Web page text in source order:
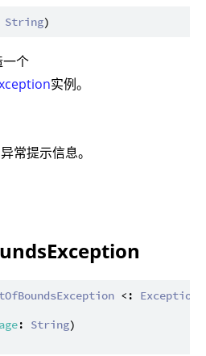
String
个
实例。
常提示信息。
<: Exception
: String)